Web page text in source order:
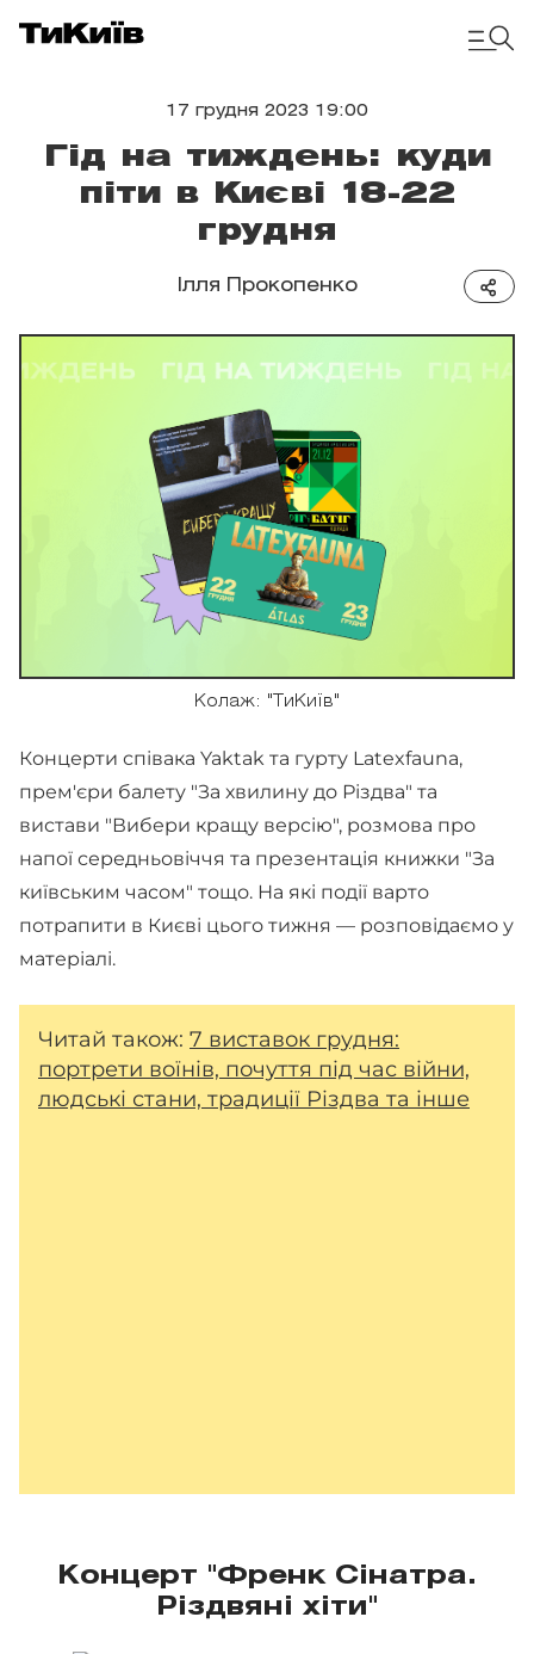
17 грудня 2023 19:00
Гід на тиждень: куди
піти в Києві 18-22
грудня
Ілля Прокопенко
Колаж: "ТиКиїв"
Концерти співака Yaktak та гурту Latexfauna,
прем'єри балету "За хвилину до Різдва" та
вистави "Вибери кращу версію", розмова про
напої середньовіччя та презентація книжки "За
київським часом" тощо. На які події варто
потрапити в Києві цього тижня — розповідаємо у
матеріалі.
Читай також: 7 виставок грудня:
портрети воїнів, почуття під час війни,
людські стани, традиції Різдва та інше
Концерт "Френк Сінатра.
Різдвяні хіти"